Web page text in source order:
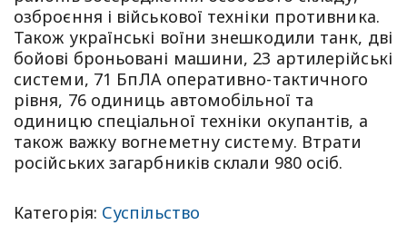
озброєння і військової техніки противника.
Також українські воїни знешкодили танк, дві
бойові броньовані машини, 23 артилерійські
системи, 71 БпЛА оперативно-тактичного
рівня, 76 одиниць автомобільної та
одиницю спеціальної техніки окупантів, а
також важку вогнеметну систему. Втрати
російських загарбників склали 980 осіб.
Категорія: Суспільство